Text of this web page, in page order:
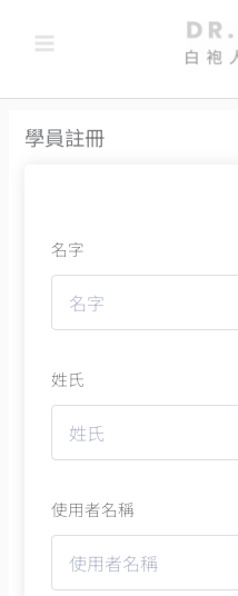
要
學員註冊
名字
姓氏
使用者名稱